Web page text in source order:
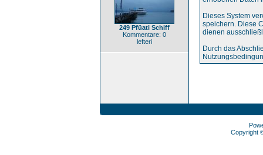
249 Pfüati Schiff
Kommentare: 0
lefteri
Dieses System
speichern. Diese
dienen
Durch das
Copyright